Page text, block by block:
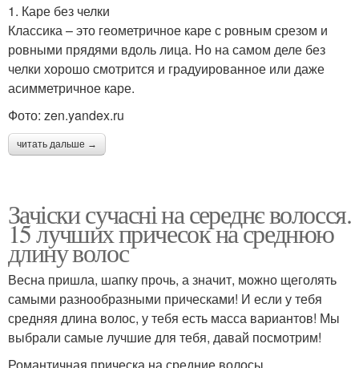
1. Каре без челки
Классика – это геометричное каре с ровным срезом и
ровными прядями вдоль лица. Но на самом деле без
челки хорошо смотрится и градуированное или даже
асимметричное каре.
Фото: zen.yandex.ru
читать дальше →
Зачіски сучасні на середнє волосся.
15 лучших причесок на среднюю
длину волос
Весна пришла, шапку прочь, а значит, можно щеголять
самыми разнообразными прическами! И если у тебя
средняя длина волос, у тебя есть масса вариантов! Мы
выбрали самые лучшие для тебя, давай посмотрим!
Романтичная прическа на средние волосы